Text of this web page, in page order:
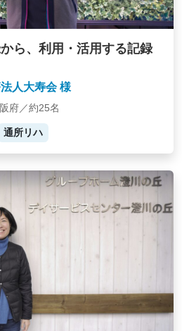
ら、利用・活用する記録
人大寿会 様
府／約25名
通所リハ